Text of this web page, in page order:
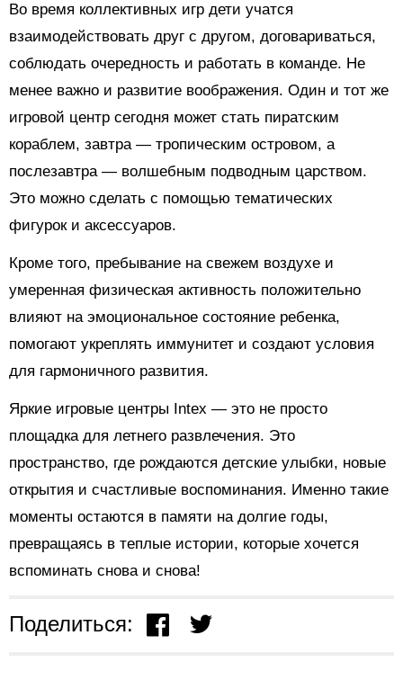
Во время коллективных игр дети учатся
взаимодействовать друг с другом, договариваться,
соблюдать очередность и работать в команде. Не
менее важно и развитие воображения. Один и тот же
игровой центр сегодня может стать пиратским
кораблем, завтра — тропическим островом, а
послезавтра — волшебным подводным царством.
Это можно сделать с помощью тематических
фигурок и аксессуаров.
Кроме того, пребывание на свежем воздухе и
умеренная физическая активность положительно
влияют на эмоциональное состояние ребенка,
помогают укреплять иммунитет и создают условия
для гармоничного развития.
Яркие игровые центры Intex — это не просто
площадка для летнего развлечения. Это
пространство, где рождаются детские улыбки, новые
открытия и счастливые воспоминания. Именно такие
моменты остаются в памяти на долгие годы,
превращаясь в теплые истории, которые хочется
вспоминать снова и снова!
Поделиться: